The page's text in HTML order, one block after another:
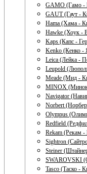
GAMO (Гамо -
GAUT (Гаут -
Hama (Хама -
Hawke (Хоук -
Kaps (Капс -
Kenko (Кенко -
Leica (Лейка -
Leupold
Meade (Мид -
MINOX
Navigator
Norbert
Olympus
Redfield
Rekam (Рекам -
Sightron
Steiner
SWAROVSKI
Tasco (Таско -